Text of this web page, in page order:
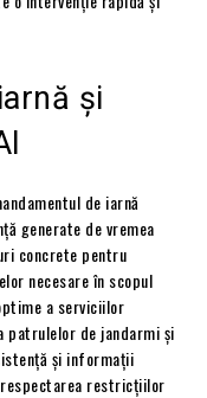
și
de iarnă
generate de vremea
concrete pentru
necesare în scopul
a serviciilor
patrulelor de jandarmi și
și informații
respectarea restricțiilor